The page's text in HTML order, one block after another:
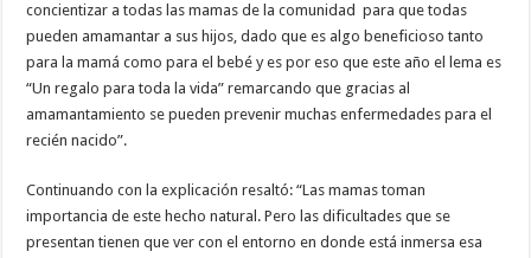
concientizar a todas las mamas de la comunidad para que todas
pueden amamantar a sus hijos, dado que es algo beneficioso tanto
para la mamá como para el bebé y es por eso que este año el lema es
“Un regalo para toda la vida” remarcando que gracias al
amamantamiento se pueden prevenir muchas enfermedades para el
recién nacido”.
Continuando con la explicación resaltó: “Las mamas toman
importancia de este hecho natural. Pero las dificultades que se
presentan tienen que ver con el entorno en donde está inmersa esa